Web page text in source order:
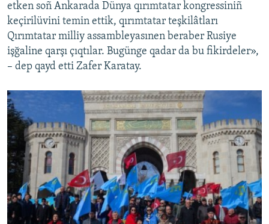
etken soñ Ankarada Dünya qırımtatar kongressiniñ
keçirilüvini temin ettik, qırımtatar teşkilâtları
Qırımtatar milliy assambleyasınen beraber Rusiye
işğaline qarşı çıqtılar. Bugünge qadar da bu fikirdeler»,
– dep qayd etti Zafer Karatay.